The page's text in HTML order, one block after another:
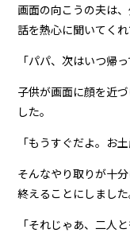
画面の向こうの夫は
話を熱心に聞いてくれ
「パパ、次はいつ帰
子供が画面に顔を近
した。
「もうすぐだよ。お
そんなやり取りが十
終えることにしました
「それじゃあ、二人